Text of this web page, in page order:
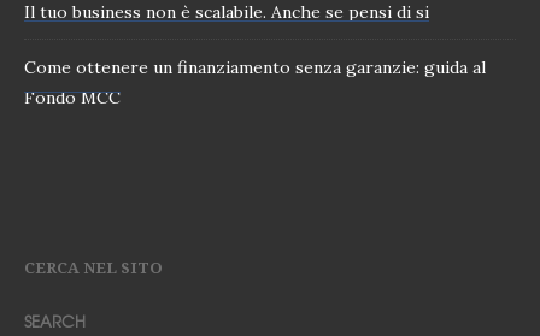
Il tuo business non è scalabile. Anche se pensi di si
Come ottenere un finanziamento senza garanzie: guida al
Fondo MCC
CERCA NEL SITO
SEARCH